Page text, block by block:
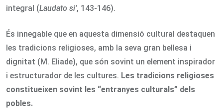
integral (Laudato si’, 143-146).
És innegable que en aquesta dimensió cultural destaquen
les tradicions religioses, amb la seva gran bellesa i
dignitat (M. Eliade), que són sovint un element inspirador
i estructurador de les cultures. Les tradicions religioses
constitueixen sovint les “entranyes culturals” dels
pobles.